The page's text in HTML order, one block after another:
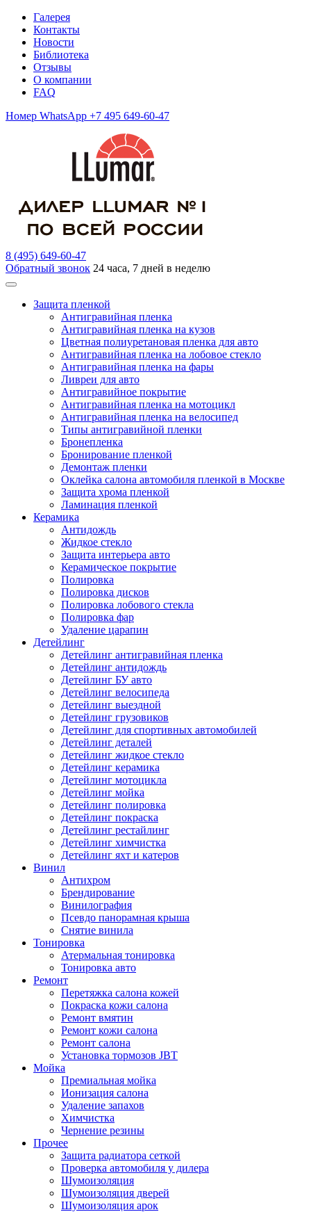
Галерея
Контакты
Новости
Библиотека
Отзывы
О компании
FAQ
Номер WhatsApp +7 495 649-60-47
8 (495) 649-60-47
Обратный звонок 24 часа, 7 дней в неделю
Защита пленкой
Антигравийная пленка
Антигравийная пленка на кузов
Цветная полиуретановая пленка для авто
Антигравийная пленка на лобовое стекло
Антигравийная пленка на фары
Ливреи для авто
Антигравийное покрытие
Антигравийная пленка на мотоцикл
Антигравийная пленка на велосипед
Типы антигравийной пленки
Бронепленка
Бронирование пленкой
Демонтаж пленки
Оклейка салона автомобиля пленкой в Москве
Защита хрома пленкой
Ламинация пленкой
Керамика
Антидождь
Жидкое стекло
Защита интерьера авто
Керамическое покрытие
Полировка
Полировка дисков
Полировка лобового стекла
Полировка фар
Удаление царапин
Детейлинг
Детейлинг антигравийная пленка
Детейлинг антидождь
Детейлинг БУ авто
Детейлинг велосипеда
Детейлинг выездной
Детейлинг грузовиков
Детейлинг для спортивных автомобилей
Детейлинг деталей
Детейлинг жидкое стекло
Детейлинг керамика
Детейлинг мотоцикла
Детейлинг мойка
Детейлинг полировка
Детейлинг покраска
Детейлинг рестайлинг
Детейлинг химчистка
Детейлинг яхт и катеров
Винил
Антихром
Брендирование
Винилография
Псевдо панорамная крыша
Снятие винила
Тонировка
Атермальная тонировка
Тонировка авто
Ремонт
Перетяжка салона кожей
Покраска кожи салона
Ремонт вмятин
Ремонт кожи салона
Ремонт салона
Установка тормозов JBT
Мойка
Премиальная мойка
Ионизация салона
Удаление запахов
Химчистка
Чернение резины
Прочее
Защита радиатора сеткой
Проверка автомобиля у дилера
Шумоизоляция
Шумоизоляция дверей
Шумоизоляция арок